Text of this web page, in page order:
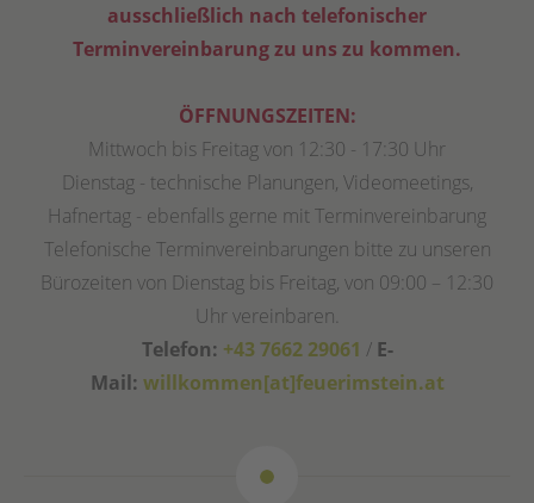
ausschließlich nach telefonischer
Terminvereinbarung zu uns zu kommen.
ÖFFNUNGSZEITEN:
Mittwoch bis Freitag von 12:30 - 17:30 Uhr
Dienstag - technische Planungen, Videomeetings,
Hafnertag - ebenfalls gerne mit Terminvereinbarung
Telefonische Terminvereinbarungen bitte zu unseren
Bürozeiten von Dienstag bis Freitag, von 09:00 – 12:30
Uhr vereinbaren.
Telefon: +43 7662 29061 / E-
Mail: willkommen[at]feuerimstein.at